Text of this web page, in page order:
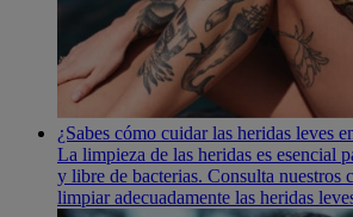
¿Sabes cómo cuidar las heridas leves
La limpieza de las heridas es esencial
y libre de bacterias. Consulta nuestros
limpiar adecuadamente las heridas